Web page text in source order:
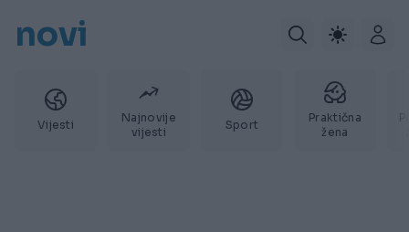
novi
Vijesti
Najnovije
vijesti
Sport
Praktična
žena